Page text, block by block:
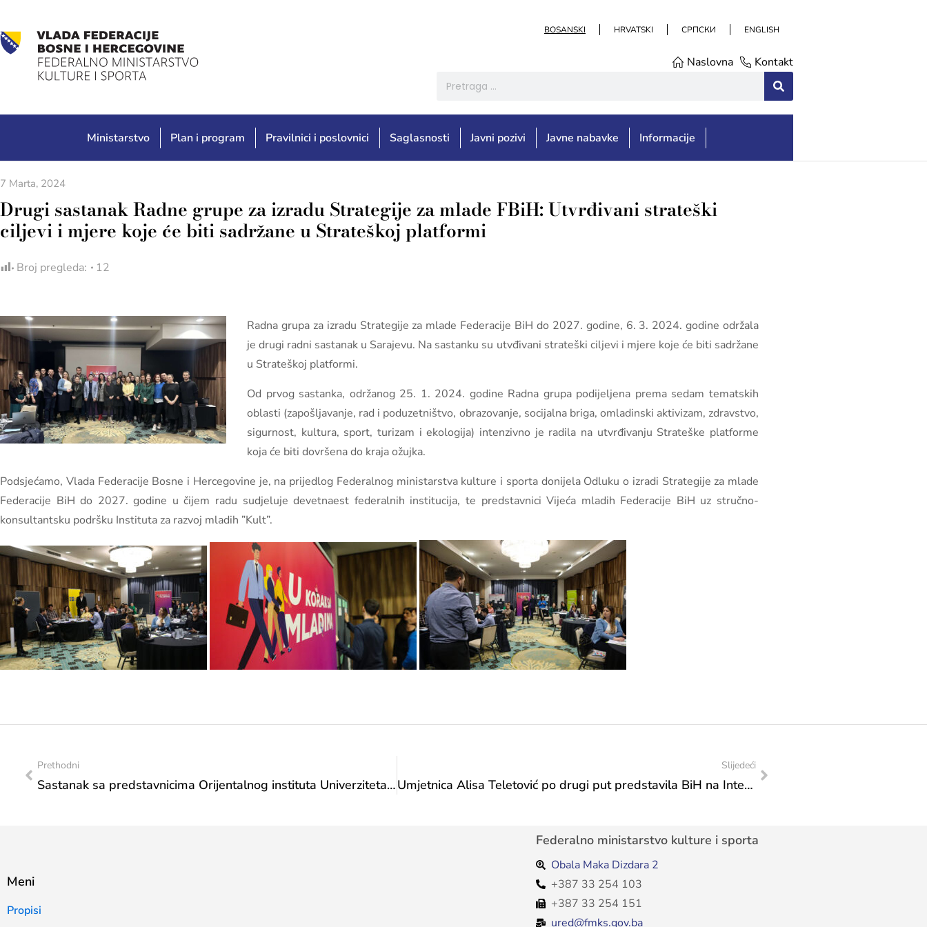
BOSANSKI HRVATSKI СРПСКИ ENGLISH
Naslovna Kontakt
Ministarstvo Plan i program Pravilnici i poslovnici Saglasnosti Javni pozivi Javne nabavke Informacije
7 Marta, 2024
Drugi sastanak Radne grupe za izradu Strategije za mlade FBiH: Utvrđivani strateški
ciljevi i mjere koje će biti sadržane u Strateškoj platformi
Broj pregleda: 12
Radna grupa za izradu Strategije za mlade Federacije BiH do 2027. godine, 6. 3. 2024. godine održala
je drugi radni sastanak u Sarajevu. Na sastanku su utvđivani strateški ciljevi i mjere koje će biti sadržane
u Strateškoj platformi.
Od prvog sastanka, održanog 25. 1. 2024. godine Radna grupa podijeljena prema sedam tematskih
oblasti (zapošljavanje, rad i poduzetništvo, obrazovanje, socijalna briga, omladinski aktivizam, zdravstvo,
sigurnost, kultura, sport, turizam i ekologija) intenzivno je radila na utvrđivanju Strateške platforme
koja će biti dovršena do kraja ožujka.
Podsjećamo, Vlada Federacije Bosne i Hercegovine je, na prijedlog Federalnog ministarstva kulture i sporta donijela Odluku o izradi Strategije za mlade
Federacije BiH do 2027. godine u čijem radu sudjeluje devetnaest federalnih institucija, te predstavnici Vijeća mladih Federacije BiH uz stručno-
konsultantsku podršku Instituta za razvoj mladih ”Kult”.
Prethodni
Sastanak sa predstavnicima Orijentalnog instituta Univerziteta u Sarajevu
Slijedeći
Umjetnica Alisa Teletović po drugi put predstavila BiH na Internacionalnoj izložbi u Dubaiju
Meni
Propisi
Federalno ministarstvo kulture i sporta
Obala Maka Dizdara 2
+387 33 254 103
+387 33 254 151
ured@fmks.gov.ba